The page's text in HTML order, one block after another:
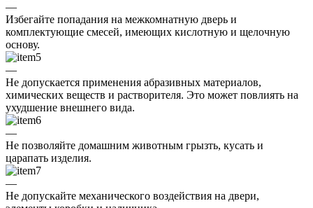
—
Избегайте попадания на межкомнатную дверь и
комплектующие смесей, имеющих кислотную и щелочную
основу.
—
Не допускается применения абразивных материалов,
химических веществ и растворителя. Это может повлиять на
ухудшение внешнего вида.
—
Не позволяйте домашним животным грызть, кусать и
царапать изделия.
—
Не допускайте механического воздействия на двери,